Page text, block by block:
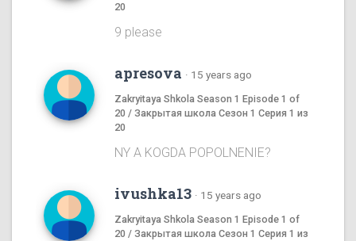
20
9 please
apresova · 15 years ago
Zakryitaya Shkola Season 1 Episode 1 of
20 / Закрытая школа Сезон 1 Серия 1 из
20
NY A KOGDA POPOLNENIE?
ivushka13 · 15 years ago
Zakryitaya Shkola Season 1 Episode 1 of
20 / Закрытая школа Сезон 1 Серия 1 из